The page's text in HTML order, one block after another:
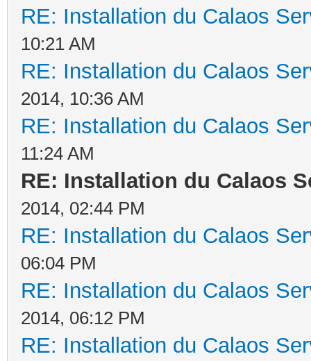
RE: Installation du Calaos
10:21 AM
RE: Installation du Calaos
2014, 10:36 AM
RE: Installation du Calaos
11:24 AM
RE: Installation du Calaos
2014, 02:44 PM
RE: Installation du Calaos
06:04 PM
RE: Installation du Calaos
2014, 06:12 PM
RE: Installation du Calaos